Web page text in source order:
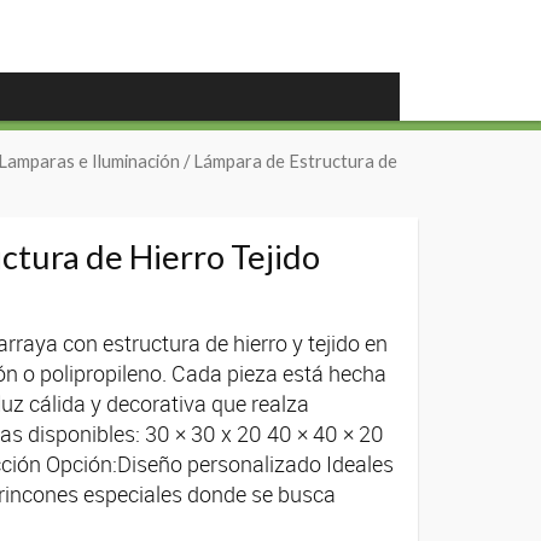
e Iluminación / Lámpara de Estructura de
de Hierro Tejido
con estructura de hierro y tejido en
o polipropileno. Cada pieza está hecha
cálida y decorativa que realza
disponibles: 30 × 30 x 20 40 × 40 × 20
Opción:Diseño personalizado Ideales
especiales donde se busca